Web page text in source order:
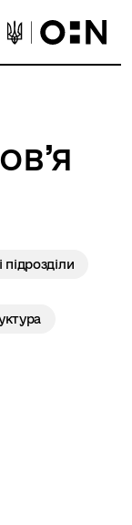
підрозділи